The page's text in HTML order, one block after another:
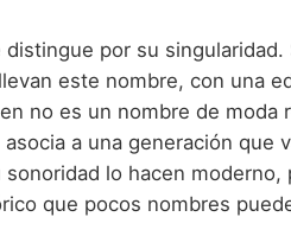
por su
llevan este nombre, con una
no es un nombre de moda
a una generación que
lo hacen moderno,
que pocos nombres